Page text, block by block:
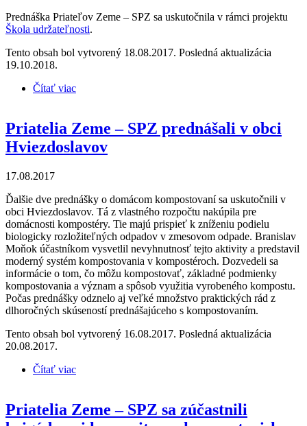
Prednáška Priateľov Zeme – SPZ sa uskutočnila v rámci projektu
Škola udržateľnosti.
Tento obsah bol vytvorený 18.08.2017. Posledná aktualizácia
19.10.2018.
Čítať viac
Priatelia Zeme – SPZ prednášali v obci
Hviezdoslavov
17.08.2017
Ďalšie dve prednášky o domácom kompostovaní sa uskutočnili v
obci Hviezdoslavov. Tá z vlastného rozpočtu nakúpila pre
domácnosti kompostéry. Tie majú prispieť k zníženiu podielu
biologicky rozložiteľných odpadov v zmesovom odpade. Branislav
Moňok účastníkom vysvetlil nevyhnutnosť tejto aktivity a predstavil
moderný systém kompostovania v kompostéroch. Dozvedeli sa
informácie o tom, čo môžu kompostovať, základné podmienky
kompostovania a význam a spôsob využitia vyrobeného kompostu.
Počas prednášky odznelo aj veľké množstvo praktických rád z
dlhoročných skúseností prednášajúceho s kompostovaním.
Tento obsah bol vytvorený 16.08.2017. Posledná aktualizácia
20.08.2017.
Čítať viac
Priatelia Zeme – SPZ sa zúčastnili